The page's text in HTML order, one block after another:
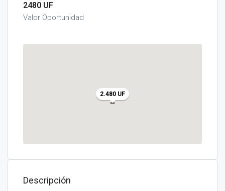
2480 UF
Valor Oportunidad
2.480 UF
Descripción